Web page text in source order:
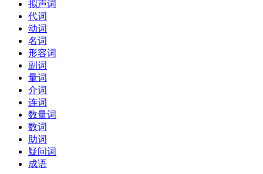
拟声词
代词
动词
名词
形容词
副词
量词
介词
连词
数量词
数词
助词
疑问词
成语